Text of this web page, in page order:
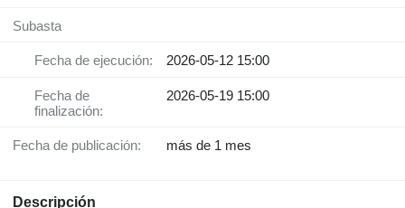
Subasta
Fecha de ejecución: 2026-05-12 15:00
Fecha de
finalización:
2026-05-19 15:00
Fecha de publicación: más de 1 mes
Descripción